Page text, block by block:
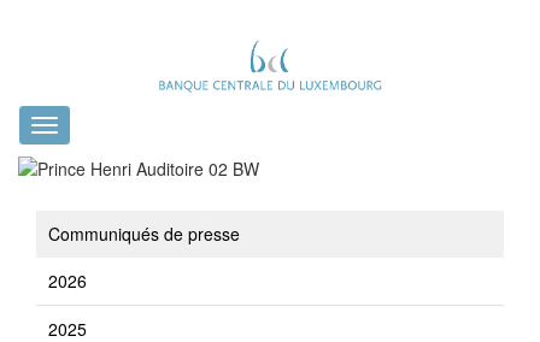
Toggle
navigation
Communiqués de presse
2026
2025